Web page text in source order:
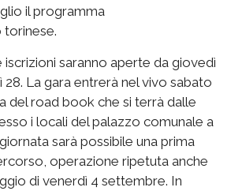
il programma
torinese.
saranno aperte da giovedì
La gara entrerà nel vivo sabato
del road book che si terrà dalle
i locali del palazzo comunale a
sarà possibile una prima
operazione ripetuta anche
di venerdì 4 settembre. In